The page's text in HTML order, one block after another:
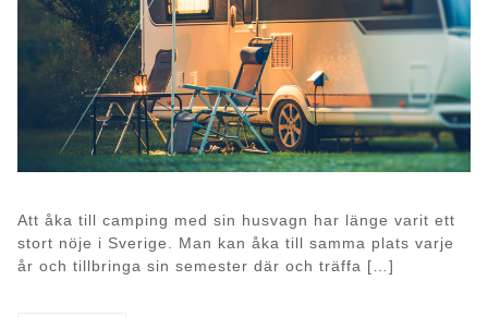
Att åka till camping med sin husvagn har länge varit ett
stort nöje i Sverige. Man kan åka till samma plats varje
år och tillbringa sin semester där och träffa […]